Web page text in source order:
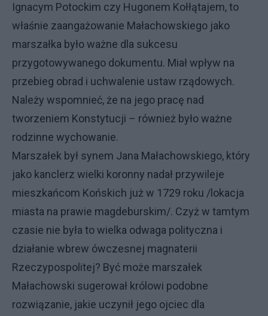
Ignacym Potockim czy Hugonem Kołłątajem, to
właśnie zaangażowanie Małachowskiego jako
marszałka było ważne dla sukcesu
przygotowywanego dokumentu. Miał wpływ na
przebieg obrad i uchwalenie ustaw rządowych.
Należy wspomnieć, że na jego pracę nad
tworzeniem Konstytucji – również było ważne
rodzinne wychowanie.
Marszałek był synem Jana Małachowskiego, który
jako kanclerz wielki koronny nadał przywileje
mieszkańcom Końskich już w 1729 roku /lokacja
miasta na prawie magdeburskim/. Czyż w tamtym
czasie nie była to wielka odwaga polityczna i
działanie wbrew ówczesnej magnaterii
Rzeczypospolitej? Być może marszałek
Małachowski sugerował królowi podobne
rozwiązanie, jakie uczynił jego ojciec dla